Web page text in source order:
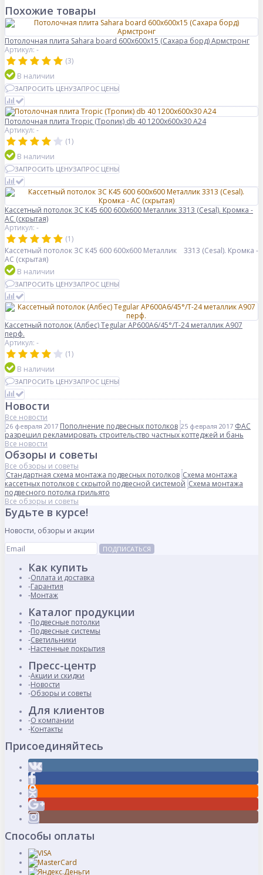
Похожие товары
Потолочная плита Sahara board 600x600x15 (Сахара борд) Армстронг
Артикул: -
(3)
В наличии
ЗАПРОСИТЬ ЦЕНУЗАПРОС ЦЕНЫ
Потолочная плита Tropic (Тропик) db 40 1200x600x30 A24
Артикул: -
(1)
В наличии
ЗАПРОСИТЬ ЦЕНУЗАПРОС ЦЕНЫ
Кассетный потолок ЗС К45 600 600х600 Металлик 3313 (Cesal). Кромка -
AC (скрытая)
Артикул: -
(1)
Кассетный потолок ЗС К45 600 600х600 Металлик 3313 (Cesal). Кромка -
AC (скрытая)
В наличии
ЗАПРОСИТЬ ЦЕНУЗАПРОС ЦЕНЫ
Кассетный потолок (Албес) Tegular AP600A6/45°/Т-24 металлик А907
перф.
Артикул: -
(1)
В наличии
ЗАПРОСИТЬ ЦЕНУЗАПРОС ЦЕНЫ
Новости
Все новости
26 февраля 2017 Пополнение подвесных потолков 25 февраля 2017 ФАС
разрешил рекламировать строительство частных коттеджей и бань
Все новости
Обзоры и советы
Все обзоры и советы
Стандартная схема монтажа подвесных потолков Схема монтажа
кассетных потолков с скрытой подвесной системой Схема монтажа
подвесного потолка грильято
Все обзоры и советы
Будьте в курсе!
Новости, обзоры и акции
ПОДПИСАТЬСЯ
Как купить
Оплата и доставка
Гарантия
Монтаж
Каталог продукции
Подвесные потолки
Подвесные системы
Светильники
Настенные покрытия
Пресс-центр
Акции и скидки
Новости
Обзоры и советы
Для клиентов
О компании
Контакты
Присоединяйтесь
Способы оплаты